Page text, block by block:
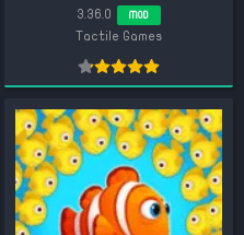
MOD
3.36.0
Tactile Games